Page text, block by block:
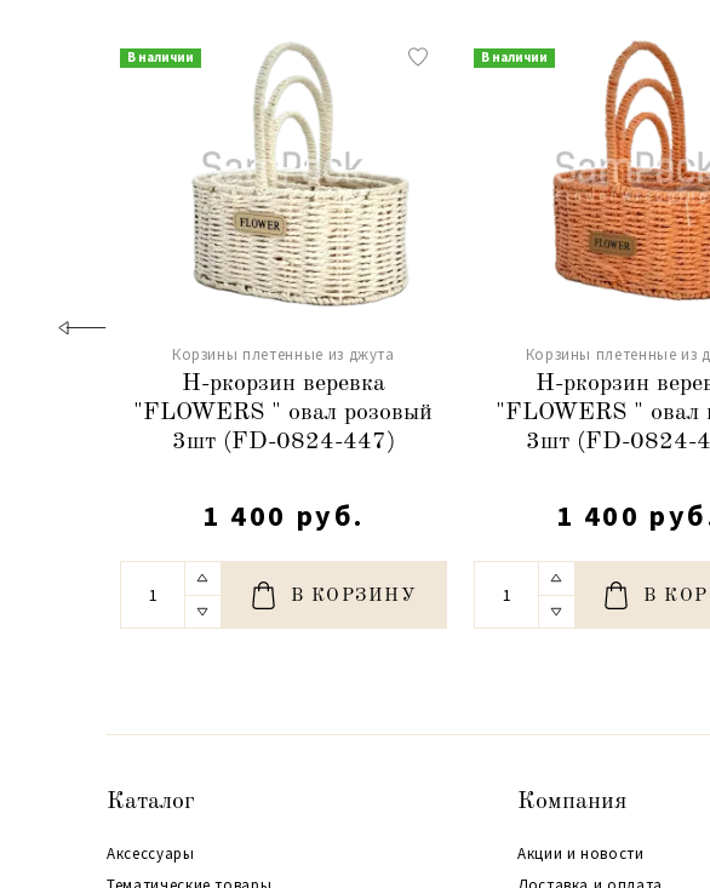
В наличии
Корзины плетенные из джута
Н-ркорзин веревка
"FLOWERS " овал розовый
3шт (FD-0824-447)
1 400 руб.
В КОРЗИНУ
В наличии
Корзины плетенные из
Н-ркорзин
"FLOWERS " овал
3шт (FD-0824-
1 400
В
Каталог
Аксессуары
Компания
Акции и новости